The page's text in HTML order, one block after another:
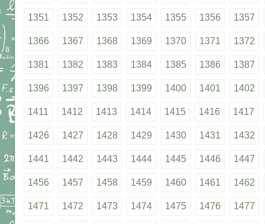
1351 1352 1353 1354 1355 1356 1357
1366 1367 1368 1369 1370 1371 1372
1381 1382 1383 1384 1385 1386 1387
1396 1397 1398 1399 1400 1401 1402
1411 1412 1413 1414 1415 1416 1417
1426 1427 1428 1429 1430 1431 1432
1441 1442 1443 1444 1445 1446 1447
1456 1457 1458 1459 1460 1461 1462
1471 1472 1473 1474 1475 1476 1477